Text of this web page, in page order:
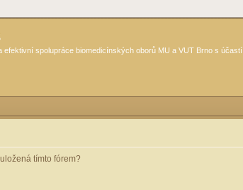
efektivní spolupráce biomedicínských oborů MU a VUT Brno s
tímto fórem?